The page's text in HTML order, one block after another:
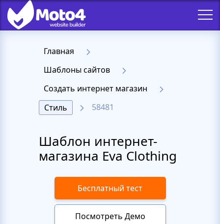
Главная
Шаблоны сайтов
Создать интернет магазин
Стиль
58481
Шаблон интернет-
магазина Eva Clothing
Бесплатный тест
Посмотреть Демо